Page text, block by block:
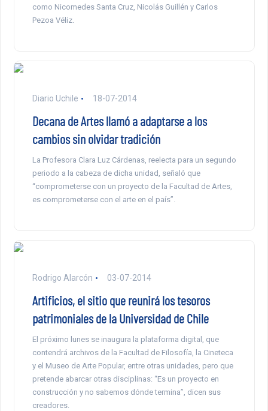
como Nicomedes Santa Cruz, Nicolás Guillén y Carlos
Pezoa Véliz.
Diario Uchile 18-07-2014
Decana de Artes llamó a adaptarse a los
cambios sin olvidar tradición
La Profesora Clara Luz Cárdenas, reelecta para un segundo
periodo a la cabeza de dicha unidad, señaló que
“comprometerse con un proyecto de la Facultad de Artes,
es comprometerse con el arte en el país”.
Rodrigo Alarcón 03-07-2014
Artificios, el sitio que reunirá los tesoros
patrimoniales de la Universidad de Chile
El próximo lunes se inaugura la plataforma digital, que
contendrá archivos de la Facultad de Filosofía, la Cineteca
y el Museo de Arte Popular, entre otras unidades, pero que
pretende abarcar otras disciplinas: “Es un proyecto en
construcción y no sabemos dónde termina”, dicen sus
creadores.